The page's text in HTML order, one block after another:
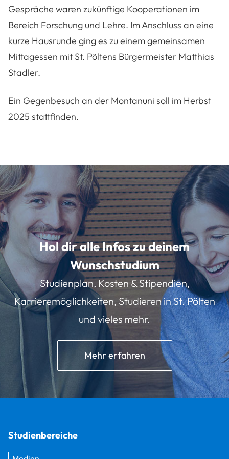
Gespräche waren zukünftige Kooperationen im
Bereich Forschung und Lehre. Im Anschluss an eine
kurze Hausrunde ging es zu einem gemeinsamen
Mittagessen mit St. Pöltens Bürgermeister Matthias
Stadler.
Ein Gegenbesuch an der Montanuni soll im Herbst
2025 stattfinden.
Hol dir alle Infos zu deinem
Wunschstudium
Studienplan, Kosten & Stipendien,
Karrieremöglichkeiten, Studieren in St. Pölten
und vieles mehr.
Mehr erfahren
Studienbereiche